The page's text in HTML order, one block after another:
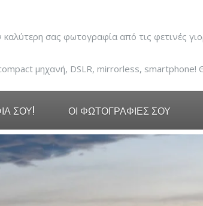
σας φωτογραφία από τις φετινές
μηχανή, DSLR, mirrorless, smartphone!
ΣΟΥ! ΟΙ ΦΩΤΟΓΡΑΦΙΕΣ ΣΟΥ